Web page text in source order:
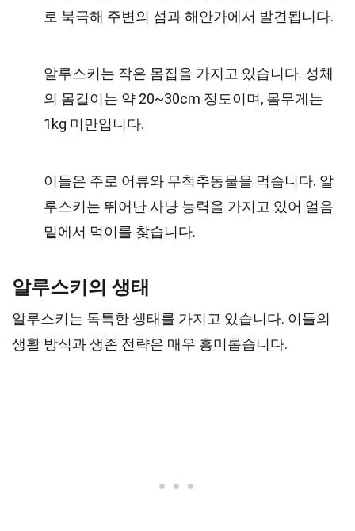
로 북극해 주변의 섬과 해안가에서 발견됩니다.
알루스키는 작은 몸집을 가지고 있습니다. 성체
의 몸길이는 약 20~30cm 정도이며, 몸무게는
1kg 미만입니다.
이들은 주로 어류와 무척추동물을 먹습니다. 알
루스키는 뛰어난 사냥 능력을 가지고 있어 얼음
밑에서 먹이를 찾습니다.
알루스키의 생태
알루스키는 독특한 생태를 가지고 있습니다. 이들의
생활 방식과 생존 전략은 매우 흥미롭습니다.